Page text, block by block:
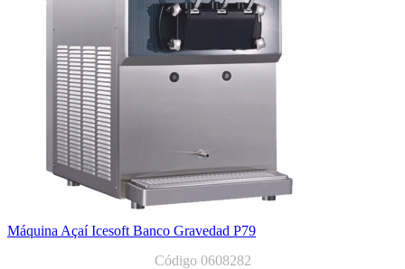
Máquina Açaí Icesoft Banco Gravedad P79
Código 0608282